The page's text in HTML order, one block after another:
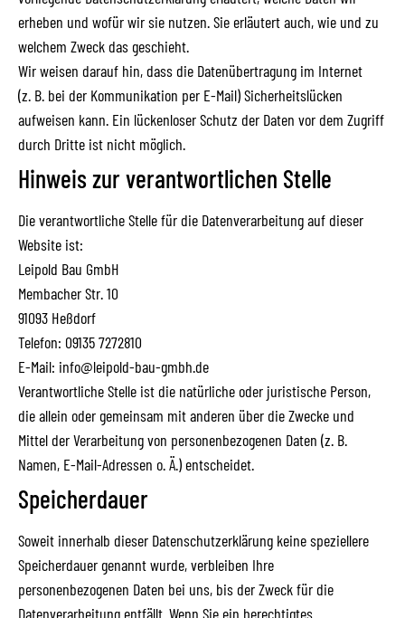
erheben und wofür wir sie nutzen. Sie erläutert auch, wie und zu
welchem Zweck das geschieht.
Wir weisen darauf hin, dass die Datenübertragung im Internet
(z. B. bei der Kommunikation per E-Mail) Sicherheitslücken
aufweisen kann. Ein lückenloser Schutz der Daten vor dem Zugriff
durch Dritte ist nicht möglich.
Hinweis zur verantwortlichen Stelle
Die verantwortliche Stelle für die Datenverarbeitung auf dieser
Website ist:
Leipold Bau GmbH
Membacher Str. 10
91093 Heßdorf
Telefon: 09135 7272810
E-Mail: info@leipold-bau-gmbh.de
Verantwortliche Stelle ist die natürliche oder juristische Person,
die allein oder gemeinsam mit anderen über die Zwecke und
Mittel der Verarbeitung von personenbezogenen Daten (z. B.
Namen, E-Mail-Adressen o. Ä.) entscheidet.
Speicherdauer
Soweit innerhalb dieser Datenschutzerklärung keine speziellere
Speicherdauer genannt wurde, verbleiben Ihre
personenbezogenen Daten bei uns, bis der Zweck für die
Datenverarbeitung entfällt. Wenn Sie ein berechtigtes